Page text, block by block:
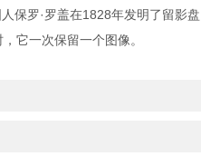
罗·罗盖在1828年发明了留影
它一次保留一个图像。